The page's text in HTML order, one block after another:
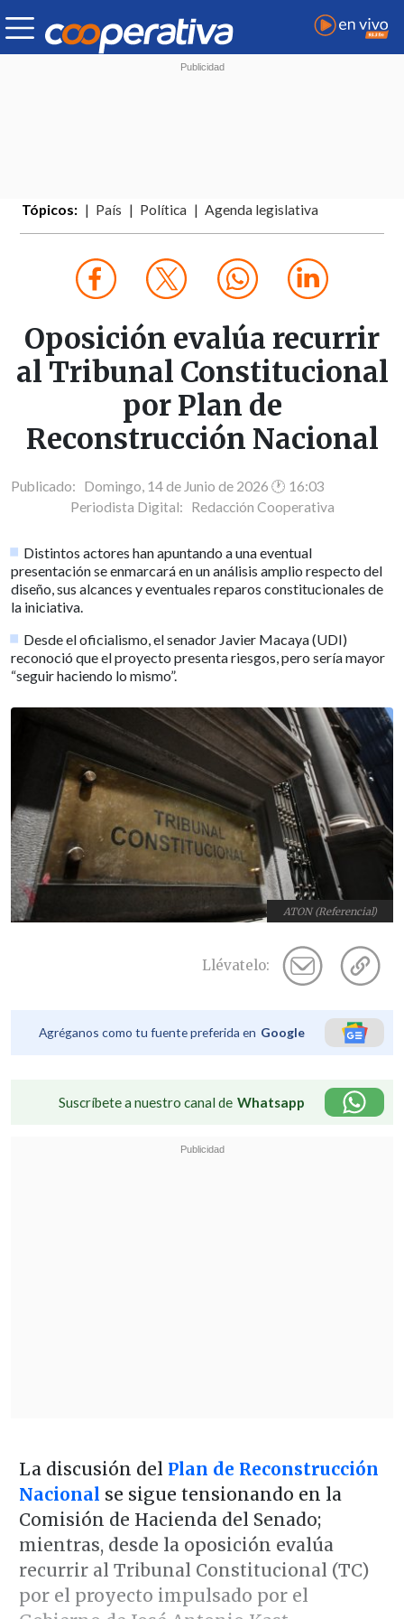
Tópicos: País Política Agenda legislativa
Oposición evalúa recurrir
al Tribunal Constitucional
por Plan de
Reconstrucción Nacional
Publicado: Domingo, 14 de Junio de 2026 🕐 16:03
Periodista Digital: Redacción Cooperativa
Distintos actores han apuntando a una eventual
presentación se enmarcará en un análisis amplio respecto del
diseño, sus alcances y eventuales reparos constitucionales de
la iniciativa.
Desde el oficialismo, el senador Javier Macaya (UDI)
reconoció que el proyecto presenta riesgos, pero sería mayor
“seguir haciendo lo mismo”.
ATON (Referencial)
Llévatelo:
Agréganos como tu fuente preferida en Google
Suscríbete a nuestro canal de Whatsapp
La discusión del Plan de Reconstrucción
Nacional se sigue tensionando en la
Comisión de Hacienda del Senado;
mientras, desde la oposición evalúa
recurrir al Tribunal Constitucional (TC)
por el proyecto impulsado por el